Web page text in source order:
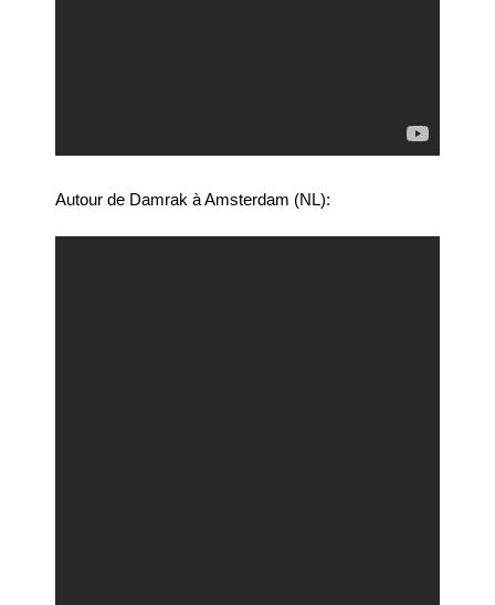
Autour de Damrak à Amsterdam (NL):